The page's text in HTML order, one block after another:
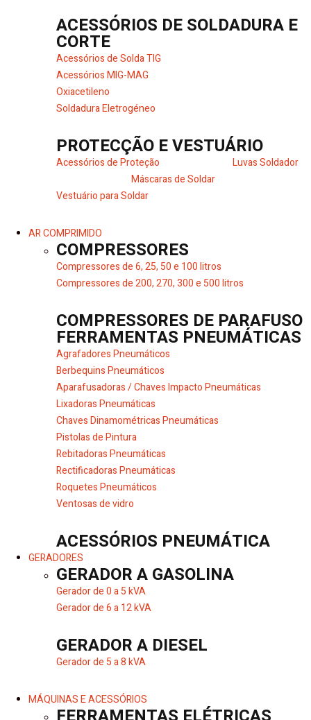
ACESSÓRIOS DE SOLDADURA E
CORTE
Acessórios de Solda TIG
Acessórios MIG-MAG
Oxiacetileno
Soldadura Eletrogéneo
PROTECÇÃO E VESTUÁRIO
Acessórios de Proteção
Luvas Soldador
Máscaras de Soldar
Vestuário para Soldar
AR COMPRIMIDO
COMPRESSORES
Compressores de 6, 25, 50 e 100 litros
Compressores de 200, 270, 300 e 500 litros
COMPRESSORES DE PARAFUSO
FERRAMENTAS PNEUMÁTICAS
Agrafadores Pneumáticos
Berbequins Pneumáticos
Aparafusadoras / Chaves Impacto Pneumáticas
Lixadoras Pneumáticas
Chaves Dinamométricas Pneumáticas
Pistolas de Pintura
Rebitadoras Pneumáticas
Rectificadoras Pneumáticas
Roquetes Pneumáticos
Ventosas de vidro
ACESSÓRIOS PNEUMÁTICA
GERADORES
GERADOR A GASOLINA
Gerador de 0 a 5 kVA
Gerador de 6 a 12 kVA
GERADOR A DIESEL
Gerador de 5 a 8 kVA
MÁQUINAS E ACESSÓRIOS